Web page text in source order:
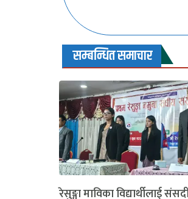
सम्बन्धित समाचार
रेसुङ्गा माविका विद्यार्थीलाई